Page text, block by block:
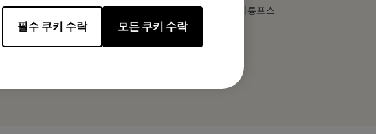
필수 쿠키 수락 모든 쿠키 수락
주소: 서울시 구로구 구로동 212-8 대륭포스
트타워 1차 1801호
Tel: +82-2-515-3520